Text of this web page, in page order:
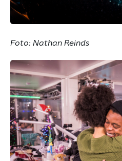
Foto: Nathan Reinds